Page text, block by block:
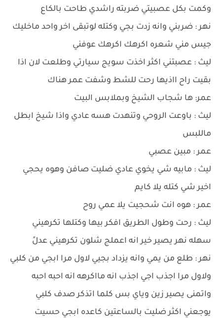
وكمت بكل عصبيتي ضربته راشدي طاحت بالكاع
نهر : ضربني وانه زدت بجي وكتله لوتبقى اخر واحد ماخليك
جيس مني شعره اكرهك اكرهك عوفني
ليث : عصبتني اكثر اخذت سويج سيارتي وطلعت لان اذا
بقيت راح ااذيها رحت للشط وشفت عمر هناك
عمر: ها شجاب الشيخ وبملابس البيت
ليث : باوعت الروحي وتنهدت هسه عادي واذا شيخ ابطل
ماللبس
عمر : مبين عصبي
ليث : مابيه شي يخوي عادي ضليت صافن وهوه يحجي
اخير شي كتله يلا كايم
عمر : هوه انت شحجيت يلا عمي روح
ليث : رحت وطول الطريق افكر بيها وكتلها تكرهيني
سهله نهر يصير خير انه اعملج شلون تكرهيني عدلً
نهر : طلع من يمي وانه يزداد بجيي لاول مرا ابجي من كلبي
ولاول مرا اجذب اجي اجذب انه مااكرهه انه احبه احبه
واتمنى يصير زين وياي بس كلما اتذكر صدف كلبي
يوجعني اكثر ضليت بالساعتين كاعده ابجي حسيت